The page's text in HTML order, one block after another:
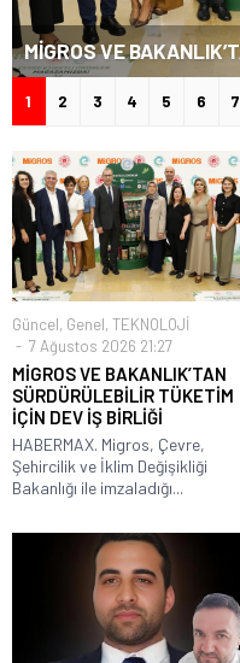
1 2 3 4 5 6 7
Güncel, Genel, TEKNOLOJİ
7 Ağustos 2026 21:27
MİGROS VE BAKANLIK’TAN
SÜRDÜRÜLEBİLİR TÜKETİM
İÇİN DEV İŞ BİRLİĞİ
HABERMAX. Migros, Çevre,
Şehircilik ve İklim Değişikliği
Bakanlığı ile imzaladığı...